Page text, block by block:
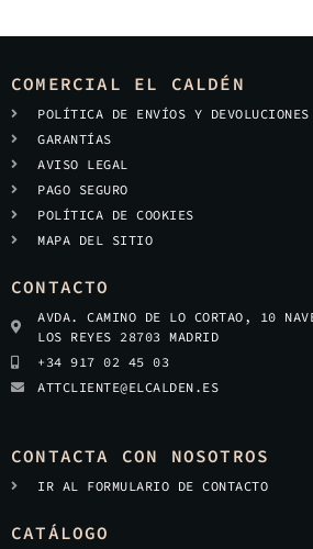
COMERCIAL EL CALDÉN
POLÍTICA DE ENVÍOS Y DEVOLUCIONES
GARANTÍAS
AVISO LEGAL
PAGO SEGURO
POLÍTICA DE COOKIES
MAPA DEL SITIO
CONTACTO
AVDA. CAMINO DE LO CORTAO, 10
LOS REYES 28703 MADRID
+34 917 02 45 03
ATTCLIENTE@ELCALDEN.ES
CONTACTA CON NOSOTROS
IR AL FORMULARIO DE CONTACTO
CATÁLOGO